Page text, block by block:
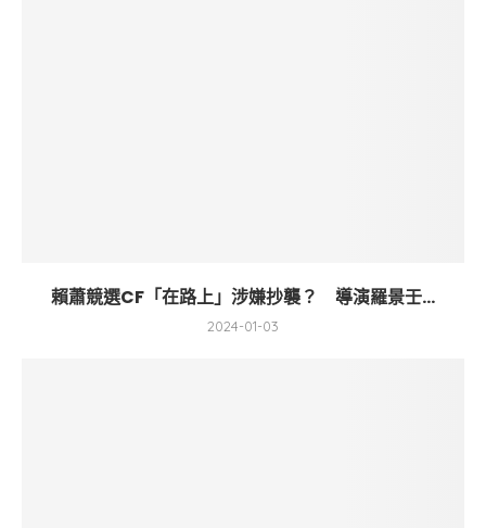
賴蕭競選CF「在路上」涉嫌抄襲？ 導演羅景壬...
2024-01-03